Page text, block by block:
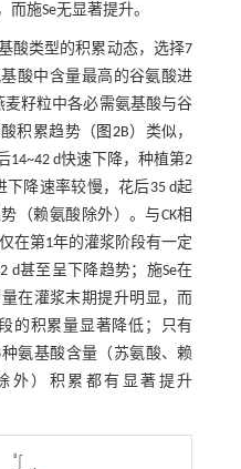
施Se无显著提升。
酸类型的积累动态，选择7
酸中含量最高的谷氨酸进
麦籽粒中各必需氨基酸与谷
积累趋势（ 图2B）类似，
14~42 d快速下降，种植第2
降速率较慢，花后35 d起
（赖氨酸除外）。与CK相
在第1年的灌浆阶段有一定
d甚至呈下降趋势；施Se在
在灌浆末期提升明显，而
的积累量显著降低；只有
氨基酸含量（苏氨酸、赖
外）积累都有显著提升